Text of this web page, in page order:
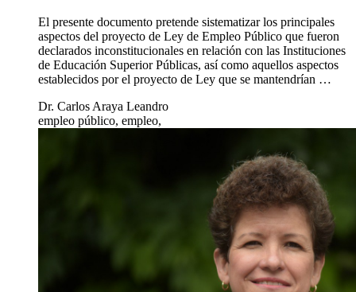
Voz experta: Sobre el voto de Sala Constitucional en relación
con el proyecto de Ley de Empleo …
Por Dr. Carlos Araya Leandro, exrector de la Universidad de
Costa Rica, docente e investigador en la Sede del Atlántico